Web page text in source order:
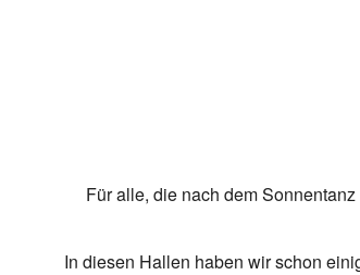
Für alle, die nach dem
In diesen Hallen haben wir schon